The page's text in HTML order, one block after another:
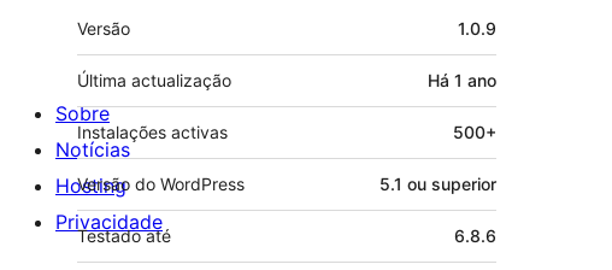
Metadados
Versão 1.0.9
Última actualização Há 1 ano
Instalações activas 500+
Versão do WordPress 5.1 ou superior
Testado até 6.8.6
Sobre
Notícias
Hosting
Privacidade